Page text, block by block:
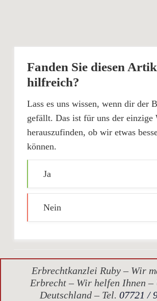
Fanden Sie diesen
hilfreich?
Lass es uns wissen, wenn dir der
gefällt. Das ist für uns der einzige
herauszufinden, ob wir etwas
können.
Ja
Nein
Erbrechtkanzlei Ruby – Wir
Erbrecht – Wir helfen Ihnen
Deutschland – Tel. 07721 /